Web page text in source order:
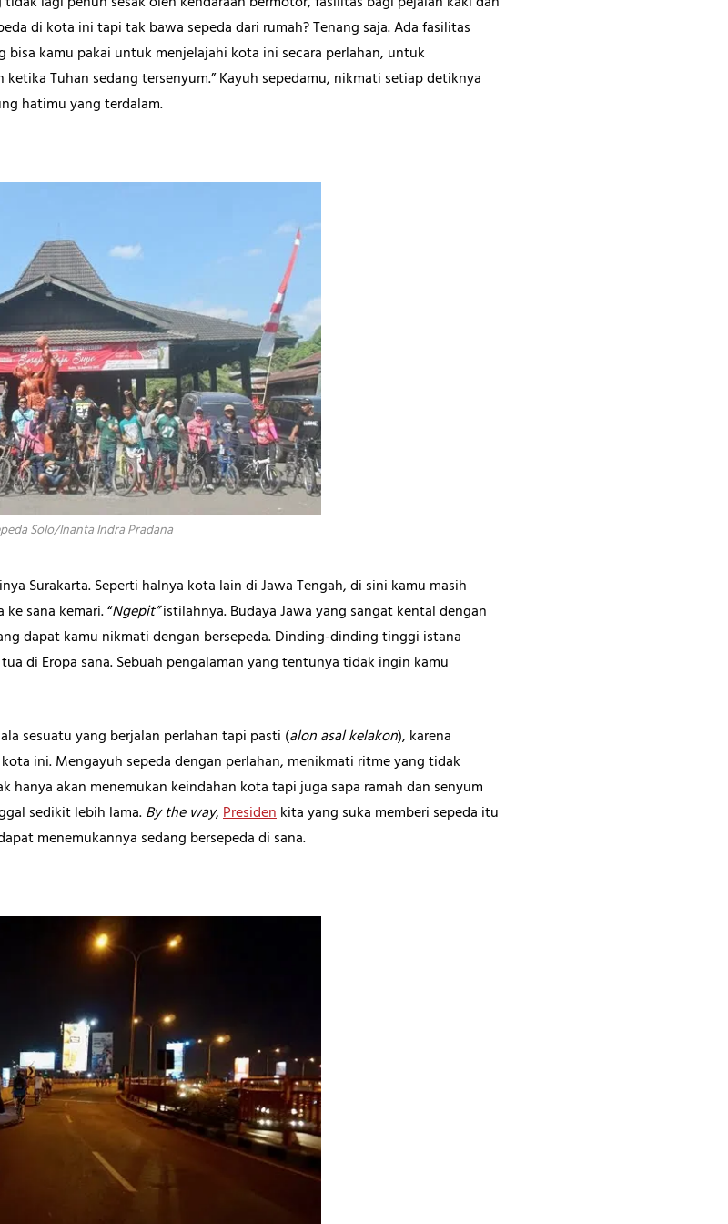
di kota ini tapi tak bawa sepeda dari rumah? Tenang saja. Ada fasilitas
bisa kamu pakai untuk menjelajahi kota ini secara perlahan, untuk
Tuhan sedang tersenyum.” Kayuh sepedamu, nikmati setiap detiknya
hatimu yang terdalam.
Solo/Inanta Indra Pradana
Surakarta. Seperti halnya kota lain di Jawa Tengah, di sini kamu masih
sana kemari. “Ngepit”istilahnya. Budaya Jawa yang sangat kental dengan
dapat kamu nikmati dengan bersepeda. Dinding-dinding tinggi istana
di Eropa sana. Sebuah pengalaman yang tentunya tidak ingin kamu
sesuatu yang berjalan perlahan tapi pasti (alon asal kelakon), karena
ini. Mengayuh sepeda dengan perlahan, menikmati ritme yang tidak
hanya akan menemukan keindahan kota tapi juga sapa ramah dan senyum
sedikit lebih lama.By the way,Presidenkita yang suka memberi sepeda itu
menemukannya sedang bersepeda di sana.